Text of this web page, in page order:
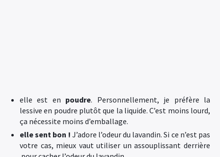
elle est en poudre. Personnellement, je préfère la
lessive en poudre plutôt que la liquide. C’est moins lourd,
ça nécessite moins d’emballage.
elle sent bon ! J’adore l’odeur du lavandin. Si ce n’est pas
votre cas, mieux vaut utiliser un assouplissant derrière